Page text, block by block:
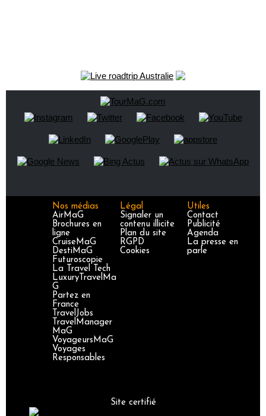
Nos médias
AirMaG
Brochures en
ligne
CruiseMaG
DestiMaG
Futuroscopie
La Travel Tech
LuxuryTravelMa
G
Partez en
France
TravelJobs
TravelManager
MaG
VoyageursMaG
Voyages
Responsables
Légal
Signaler un
contenu illicite
Plan du site
RGPD
Cookies
Utiles
Contact
Publicité
Agenda
La presse en
parle
Site certifié